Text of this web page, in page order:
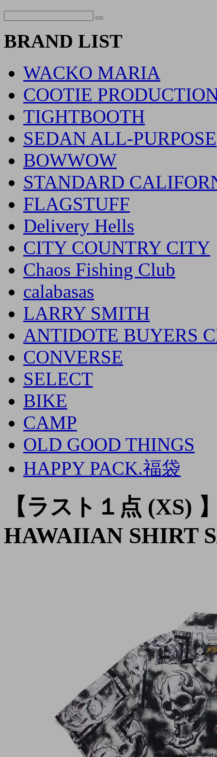
BRAND LIST
WACKO MARIA
COOTIE
TIGHTBOOTH
SEDAN ALL-PURPOSE
BOWWOW
STANDARD
FLAGSTUFF
Delivery Hells
CITY COUNTRY CITY
Chaos Fishing Club
calabasas
LARRY SMITH
ANTIDOTE BUYERS
CONVERSE
SELECT
BIKE
CAMP
OLD GOOD THINGS
HAPPY PACK.福袋
【ラスト１点 (XS)
HAWAIIAN SHIRT